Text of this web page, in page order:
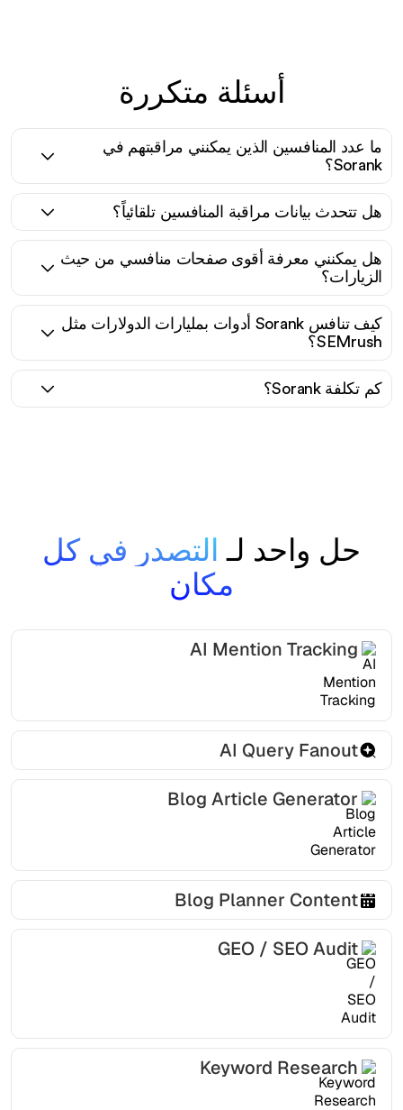
أسئلة متكررة
ما عدد المنافسين الذين يمكنني مراقبتهم في
Sorank؟
هل تتحدث بيانات مراقبة المنافسين تلقائياً؟
هل يمكنني معرفة أقوى صفحات منافسي من حيث
الزيارات؟
كيف تنافس Sorank أدوات بمليارات الدولارات مثل
SEMrush؟
كم تكلفة Sorank؟
حل واحد لـ التصدر في كل
مكان
AI Mention Tracking
AI Query Fanout
Blog Article Generator
Blog Planner Content
GEO / SEO Audit
Keyword Research